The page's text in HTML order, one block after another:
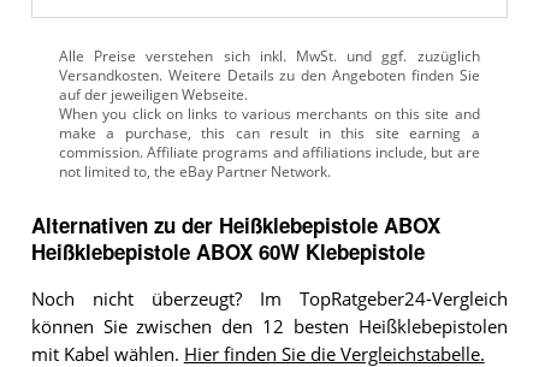
Alle Preise verstehen sich inkl. MwSt. und ggf. zuzüglich
Versandkosten. Weitere Details zu den Angeboten finden Sie
auf der jeweiligen Webseite.
Alternativen zu der Heißklebepistole ABOX
Heißklebepistole ABOX 60W Klebepistole
Noch nicht überzeugt? Im TopRatgeber24-Vergleich
können Sie zwischen den 12 besten Heißklebepistolen
mit Kabel wählen. Hier finden Sie die Vergleichstabelle.